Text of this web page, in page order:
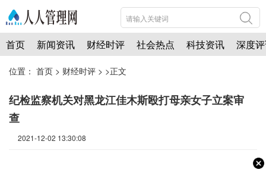
首页 新闻资讯 财经时评 社会热点 科技资讯 深度
位置： 首页 > 财经时评 > >正文
纪检监察机关对黑龙江佳木斯殴打母亲女子立案审
查
2021-12-02 13:30:08